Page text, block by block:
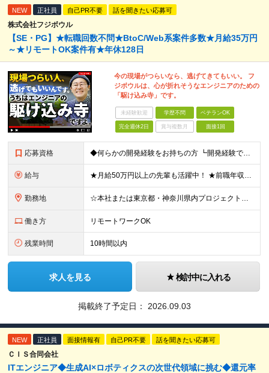
NEW 正社員 自己PR不要 話を聞きたい応募可
株式会社フジボウル
【SE・PG】★転職回数不問★BtoC/Web系案件多数★月給35万円
～★リモートOK案件有★年休128日
今の現場がつらいなら、逃げてきてもいい。 フ
ジボウルは、心が折れそうなエンジニアのための
「駆け込み寺」です。
未経験歓迎 学歴不問 ベテランOK
完全週休2日 賞与複数月 面接1回
応募資格 ◆何らかの開発経験をお持ちの方 ┗開発経験ではなく、運用・保守経験があるという方も、お気軽にご応募ください！ ┗ブランク・転職回数は不問です！ ┗ネガティブな応募理由も歓迎です！ ※学歴不問 ☆活か
給与 ★月給50万円以上の先輩も活躍中！ ★前職年収から80万円以上UP保証 月給35万円～ ※月給には固定残業代を含む(月20時間分/2万6000円～/超過分別途支給） ※残業がなくても上記支給(基本残
勤務地 ☆本社または東京都・神奈川県内プロジェクト先での勤務となります ☆リモートワークOKの案件も多数あります(応相談) ☆転居を伴う転勤はありません ☆九州地方、北陸地方、北海道からの転職者も多数在籍！/
働き方 リモートワークOK
残業時間 10時間以内
求人を見る 検討中に入れる
掲載終了予定日： 2026.09.03
NEW 正社員 面接情報有 自己PR不要 話を聞きたい応募可
ＣＩＳ合同会社
ITエンジニア◆生成AI×ロボティクスの次世代領域に挑む◆還元率